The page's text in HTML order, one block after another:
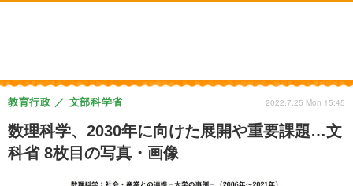
数理科学、2030年に向けた展開や重要課題…文
科省 8枚目の写真・画像
教育行政 文部科学省 2022.7.25 Mon 15:45